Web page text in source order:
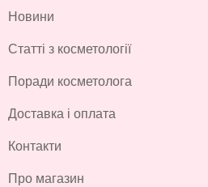
Новини
Статті з косметології
Поради косметолога
Доставка і оплата
Контакти
Про магазин